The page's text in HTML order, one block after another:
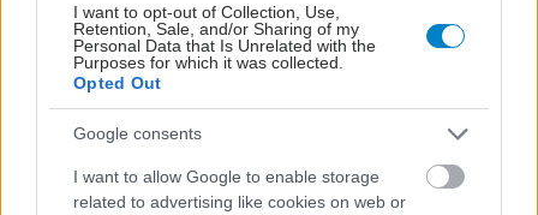
I want to opt-out of Collection, Use,
Retention, Sale, and/or Sharing of my
Personal Data that Is Unrelated with the
Purposes for which it was collected.
Opted Out
Google consents
I want to allow Google to enable storage
related to advertising like cookies on web or